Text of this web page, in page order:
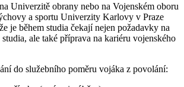
Univerzitě obrany nebo na Vojenském oboru
a sportu Univerzity Karlovy v Praze
je během studia čekají nejen požadavky na
ale také příprava na kariéru vojenského
do služebního poměru vojáka z povolání: